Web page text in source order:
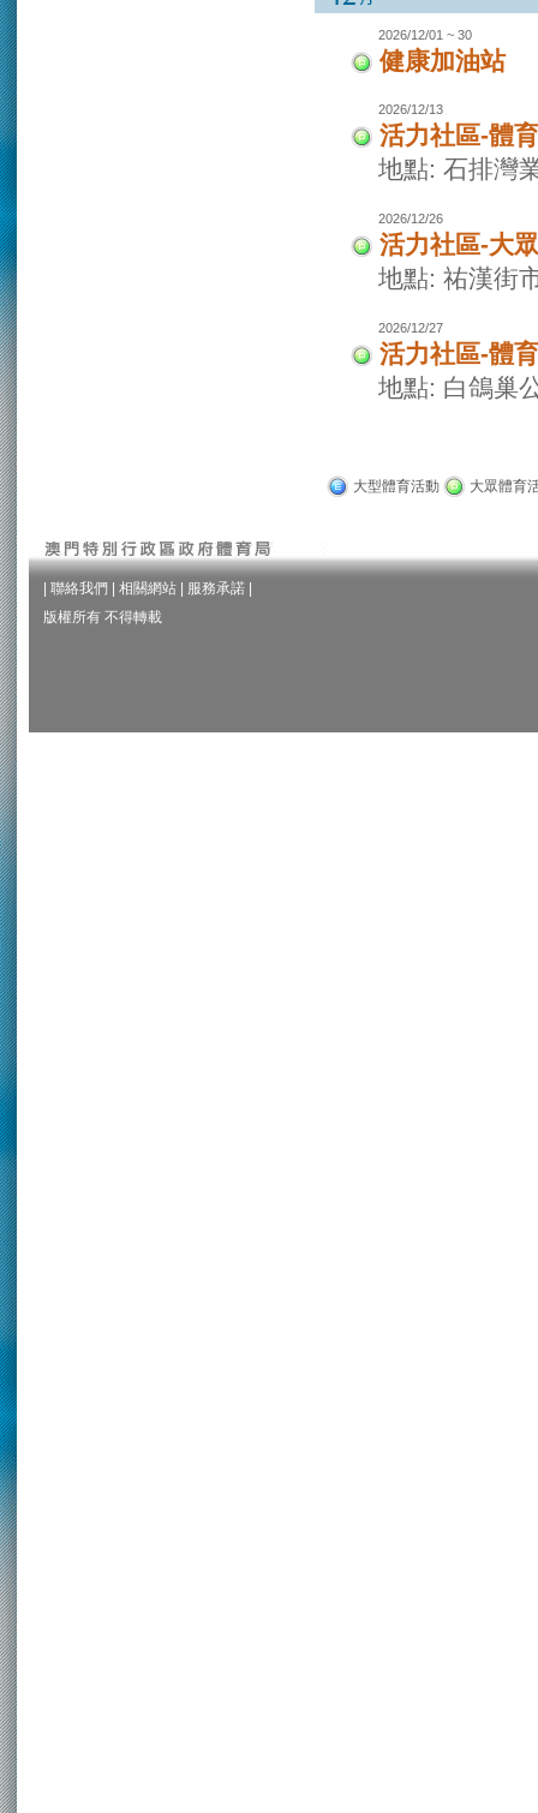
2026/12/01 ~ 30
健康加油站
2026/12/13
活力社區-體
地點: 石排灣
2026/12/26
活力社區-大
地點: 祐漢街
2026/12/27
活力社區-體
地點: 白鴿巢
大型體育活動 大眾體育
聯絡我們 相關網站 服務承諾
版權所有 不得轉載